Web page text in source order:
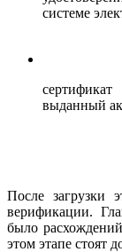
системе
выданный
После загрузки
верификации.
было
этом этапе стоят